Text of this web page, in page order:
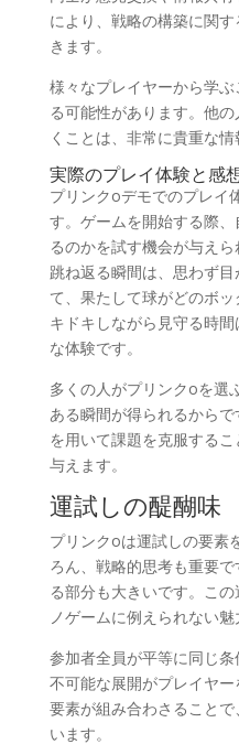
により、戦略の構築に関
きます。
様々なプレイヤーから学
る可能性があります。他
くことは、非常に貴重な情
実際のプレイ体験と感
プリンクoデモでのプレイ
す。ゲームを開始する際
るのかを試す機会が与え
跳ね返る瞬間は、思わず
て、果たして球がどのボ
キドキしながら見守る時
な体験です。
多くの人がプリンクoを選
ある瞬間が得られるから
を用いて課題を克服する
与えます。
運試しの醍醐味
プリンクoは運試しの要素
ろん、戦略的思考も重要
る部分も大きいです。こ
ノゲームに例えられない魅
参加者全員が平等に同じ
不可能な展開がプレイヤ
要素が組み合わさること
います。